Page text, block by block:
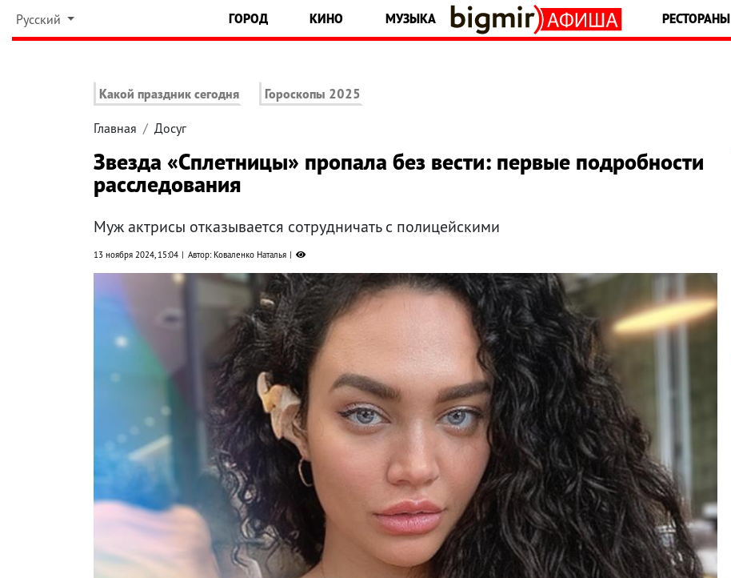
Русский ГОРОД КИНО МУЗЫКА РЕСТОРАНЫ
Какой праздник сегодня Гороскопы 2025
Главная Досуг
Звезда «Сплетницы» пропала без вести: первые подробности
расследования
Муж актрисы отказывается сотрудничать с полицейскими
13 ноября 2024, 15:04 Автор: Коваленко Наталья